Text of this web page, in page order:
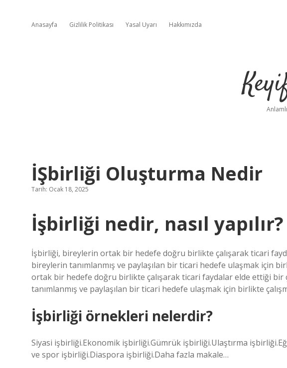
Anasayfa Gizlilik Politikası Yasal Uyarı Hakkımızda
İŞbirliği Oluşturma Nedir
Tarih: Ocak 18, 2025
İşbirliği nedir, nasıl yapılır?
İşbirliği, bireylerin ortak bir hedefe doğru birlikte çalışarak ticari
bireylerin tanımlanmış ve paylaşılan bir ticari hedefe ulaşmak için
ortak bir hedefe doğru birlikte çalışarak ticari faydalar elde ettiği bir
tanımlanmış ve paylaşılan bir ticari hedefe ulaşmak için birlikte
İşbirliği örnekleri nelerdir?
Siyasi işbirliği.Ekonomik işbirliği.Gümrük işbirliği.Ulaştırma
ve spor işbirliği.Diaspora işbirliği.Daha fazla makale…